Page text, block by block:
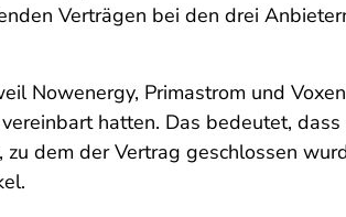
Verträgen bei den drei
Nowenergy, Primastrom und
hatten. Das bedeutet,
dem der Vertrag geschlossen